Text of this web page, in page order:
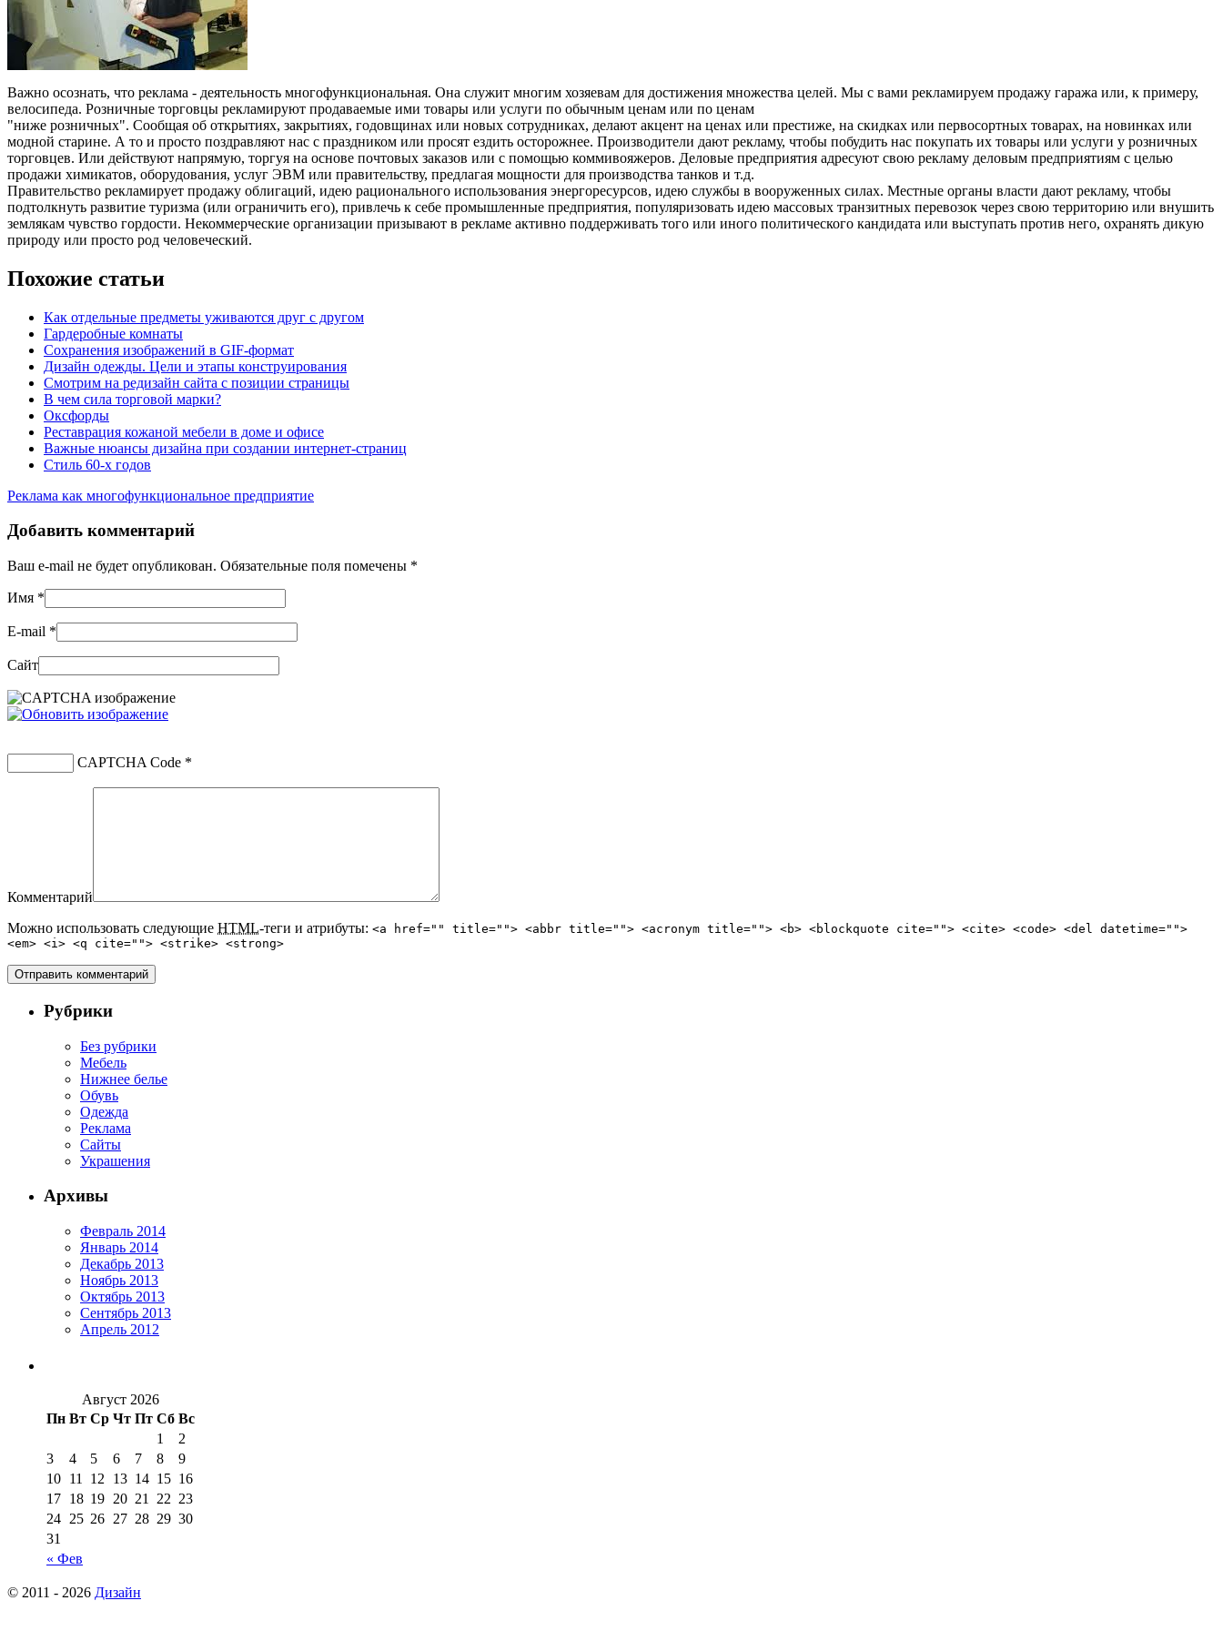
Важно осознать, что реклама - деятельность многофункциональная. Она служит многим хозяевам для достижения множества целей. Мы с вами рекламируем продажу гаража или, к примеру,
велосипеда. Розничные торговцы рекламируют продаваемые ими товары или услуги по обычным ценам или по ценам
"ниже розничных". Сообщая об открытиях, закрытиях, годовщинах или новых сотрудниках, делают акцент на ценах или престиже, на скидках или первосортных товарах, на новинках или
модной старине. А то и просто поздравляют нас с праздником или просят ездить осторожнее. Производители дают рекламу, чтобы побудить нас покупать их товары или услуги у розничных
торговцев. Или действуют напрямую, торгуя на основе почтовых заказов или с помощью коммивояжеров. Деловые предприятия адресуют свою рекламу деловым предприятиям с целью
продажи химикатов, оборудования, услуг ЭВМ или правительству, предлагая мощности для производства танков и т.д.
Правительство рекламирует продажу облигаций, идею рационального использования энергоресурсов, идею службы в вооруженных силах. Местные органы власти дают рекламу, чтобы
подтолкнуть развитие туризма (или ограничить его), привлечь к себе промышленные предприятия, популяризовать идею массовых транзитных перевозок через свою территорию или внушить
землякам чувство гордости. Некоммерческие организации призывают в рекламе активно поддерживать того или иного политического кандидата или выступать против него, охранять дикую
природу или просто род человеческий.
Похожие статьи
Как отдельные предметы уживаются друг с другом
Гардеробные комнаты
Сохранения изображений в GIF-формат
Дизайн одежды. Цели и этапы конструирования
Смотрим на редизайн сайта с позиции страницы
В чем сила торговой марки?
Оксфорды
Реставрация кожаной мебели в доме и офисе
Важные нюансы дизайна при создании интернет-страниц
Стиль 60-х годов
Реклама как многофункциональное предприятие
Добавить комментарий
Ваш e-mail не будет опубликован. Обязательные поля помечены *
Имя *
E-mail *
Сайт
CAPTCHA Code *
Комментарий
Можно использовать следующие HTML-теги и атрибуты: <a href="" title=""> <abbr title=""> <acronym title=""> <b> <blockquote cite=""> <cite> <code> <del datetime="">
<em> <i> <q cite=""> <strike> <strong>
Рубрики
Без рубрики
Мебель
Нижнее белье
Обувь
Одежда
Реклама
Сайты
Украшения
Архивы
Февраль 2014
Январь 2014
Декабрь 2013
Ноябрь 2013
Октябрь 2013
Сентябрь 2013
Апрель 2012
Август 2026
Пн Вт Ср Чт Пт Сб Вс
« Фев
1
2
3
4 5 6 7 8
9
10 11 12 13 14 15 16
17 18 19 20 21 22 23
24 25 26 27 28 29 30
31
© 2011 - 2026 Дизайн